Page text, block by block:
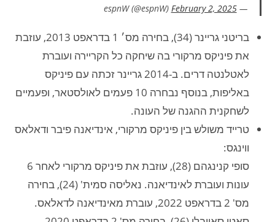
— espnW (@espnW)
February 2, 2025
בריטני גריינר (34), בחירה מס׳ 1 בדראפט 2013, עוזבת
את פיניקס מרקורי בה שיחקה כל הקריירה ועוברת
לאטלנטה דרים. ב-2014 גריינר זכתה עם פיניקס
באליפות, בנוסף נבחרה 10 פעמים לאולסטאר, ופעמיים
לשחקנית ההגנה של העונה.
טרייד משולש בין פיניקס מרקורי, אינדיאנה פיבר ודאלאס
ווינגס:
סופי קנינגהם (28), עוזבת את פיניקס מרקורי לאחר 6
עונות ועוברת לאינדיאנה. נאליסה סמית' (24), בחירה
מס' 2 בדראפט 2022, עוברת מאינדיאנה לדאלאס.